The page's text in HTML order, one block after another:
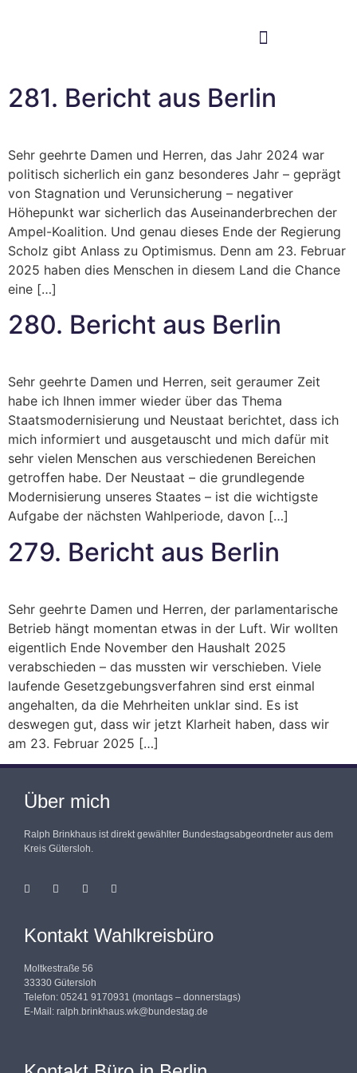
281. Bericht aus Berlin
Sehr geehrte Damen und Herren, das Jahr 2024 war
politisch sicherlich ein ganz besonderes Jahr – geprägt
von Stagnation und Verunsicherung – negativer
Höhepunkt war sicherlich das Auseinanderbrechen der
Ampel-Koalition. Und genau dieses Ende der Regierung
Scholz gibt Anlass zu Optimismus. Denn am 23. Februar
2025 haben dies Menschen in diesem Land die Chance
eine […]
280. Bericht aus Berlin
Sehr geehrte Damen und Herren, seit geraumer Zeit
habe ich Ihnen immer wieder über das Thema
Staatsmodernisierung und Neustaat berichtet, dass ich
mich informiert und ausgetauscht und mich dafür mit
sehr vielen Menschen aus verschiedenen Bereichen
getroffen habe. Der Neustaat – die grundlegende
Modernisierung unseres Staates – ist die wichtigste
Aufgabe der nächsten Wahlperiode, davon […]
279. Bericht aus Berlin
Sehr geehrte Damen und Herren, der parlamentarische
Betrieb hängt momentan etwas in der Luft. Wir wollten
eigentlich Ende November den Haushalt 2025
verabschieden – das mussten wir verschieben. Viele
laufende Gesetzgebungsverfahren sind erst einmal
angehalten, da die Mehrheiten unklar sind. Es ist
deswegen gut, dass wir jetzt Klarheit haben, dass wir
am 23. Februar 2025 […]
Über mich
Ralph Brinkhaus ist direkt gewählter Bundestagsabgeordneter aus dem
Kreis Gütersloh.
Kontakt Wahlkreisbüro
Moltkestraße 56
33330 Gütersloh
Telefon: 05241 9170931 (montags – donnerstags)
E-Mail: ralph.brinkhaus.wk@bundestag.de